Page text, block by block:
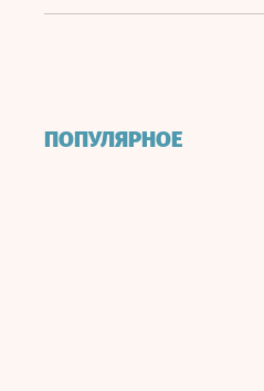
ПОПУЛЯРНОЕ